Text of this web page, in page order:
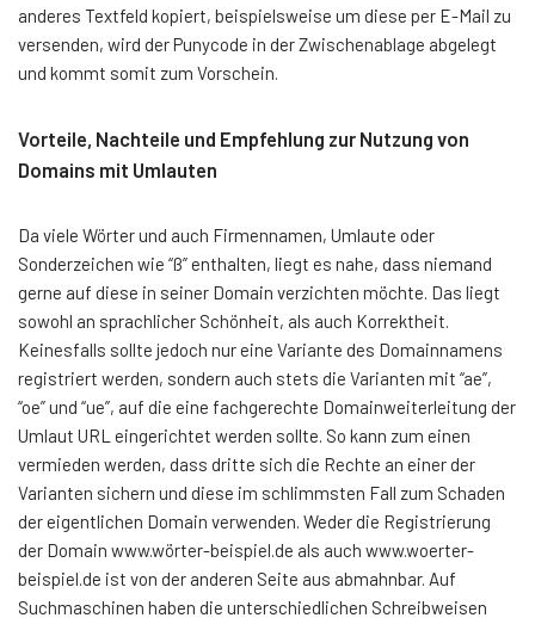
anderes Textfeld kopiert, beispielsweise um diese per E-Mail zu
versenden, wird der Punycode in der Zwischenablage abgelegt
und kommt somit zum Vorschein.
Vorteile, Nachteile und Empfehlung zur Nutzung von
Domains mit Umlauten
Da viele Wörter und auch Firmennamen, Umlaute oder
Sonderzeichen wie “ß” enthalten, liegt es nahe, dass niemand
gerne auf diese in seiner Domain verzichten möchte. Das liegt
sowohl an sprachlicher Schönheit, als auch Korrektheit.
Keinesfalls sollte jedoch nur eine Variante des Domainnamens
registriert werden, sondern auch stets die Varianten mit “ae”,
“oe” und “ue”, auf die eine fachgerechte Domainweiterleitung der
Umlaut URL eingerichtet werden sollte. So kann zum einen
vermieden werden, dass dritte sich die Rechte an einer der
Varianten sichern und diese im schlimmsten Fall zum Schaden
der eigentlichen Domain verwenden. Weder die Registrierung
der Domain www.wörter-beispiel.de als auch www.woerter-
beispiel.de ist von der anderen Seite aus abmahnbar. Auf
Suchmaschinen haben die unterschiedlichen Schreibweisen